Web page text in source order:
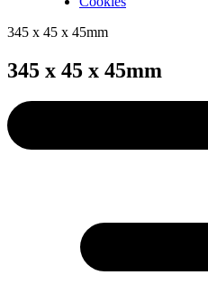
345 x 45 x 45mm
345 x 45 x 45mm